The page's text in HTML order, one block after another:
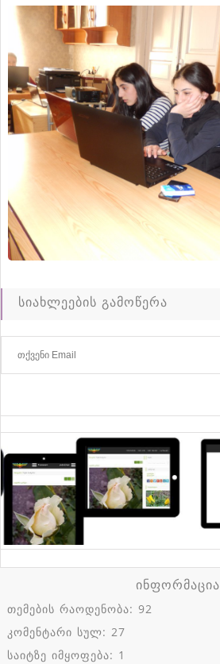
სიახლეების გამოწერა
ინფორმაცია
თემების რაოდენობა: 92
კომენტარი სულ: 27
საიტზე იმყოფება: 1